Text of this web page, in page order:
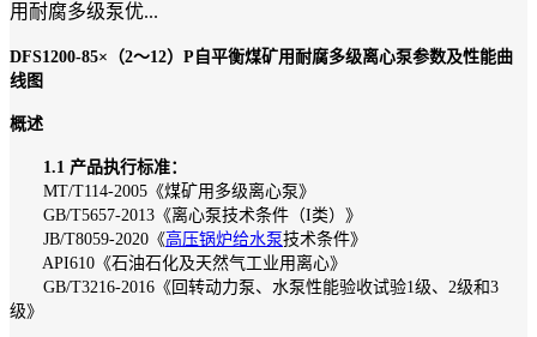
用耐腐多级泵优...
DFS1200-85×（2～12）P自平衡煤矿用耐腐多级离心泵参数及性能曲
线图
概述
1.1 产品执行标准：
MT/T114-2005《煤矿用多级离心泵》
GB/T5657-2013《离心泵技术条件（I类）》
JB/T8059-2020《高压锅炉给水泵技术条件》
API610《石油石化及天然气工业用离心》
GB/T3216-2016《回转动力泵、水泵性能验收试验1级、2级和3
级》